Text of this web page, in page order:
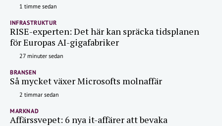
1 timme sedan
INFRASTRUKTUR
RISE-experten: Det här kan spräcka tidsplanen
för Europas AI-gigafabriker
27 minuter sedan
BRANSEN
Så mycket växer Microsofts molnaffär
2 timmar sedan
MARKNAD
Affärssvepet: 6 nya it-affärer att bevaka